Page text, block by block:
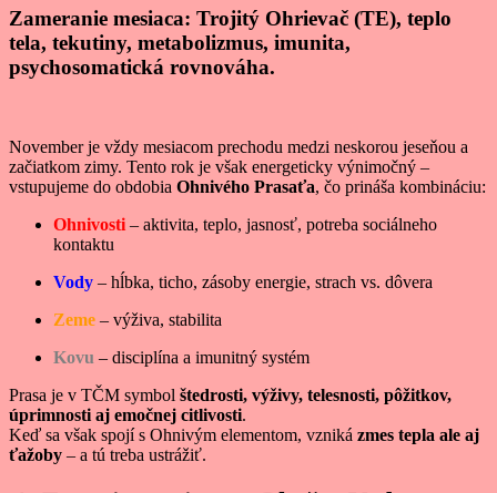
Zameranie mesiaca: Trojitý Ohrievač (TE), teplo
tela, tekutiny, metabolizmus, imunita,
psychosomatická rovnováha.
November je vždy mesiacom prechodu medzi neskorou jeseňou a
začiatkom zimy. Tento rok je však energeticky výnimočný –
vstupujeme do obdobia Ohnivého Prasaťa, čo prináša kombináciu:
Ohnivosti – aktivita, teplo, jasnosť, potreba sociálneho
kontaktu
Vody – hĺbka, ticho, zásoby energie, strach vs. dôvera
Zeme – výživa, stabilita
Kovu – disciplína a imunitný systém
Prasa je v TČM symbol štedrosti, výživy, telesnosti, pôžitkov,
úprimnosti aj emočnej citlivosti.
Keď sa však spojí s Ohnivým elementom, vzniká zmes tepla ale aj
ťažoby – a tú treba ustrážiť.